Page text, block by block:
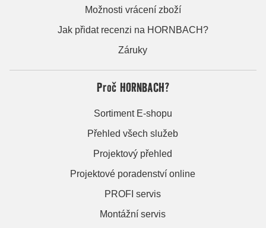
Možnosti vrácení zboží
Jak přidat recenzi na HORNBACH?
Záruky
Proč HORNBACH?
Sortiment E-shopu
Přehled všech služeb
Projektový přehled
Projektové poradenství online
PROFI servis
Montážní servis